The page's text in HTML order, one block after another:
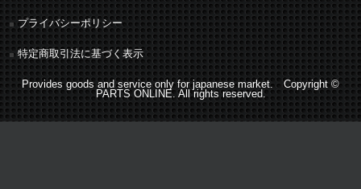
プライバシーポリシー
特定商取引法に基づく表示
Provides goods and service only for japanese market. Copyright ©
PARTS ONLINE. All rights reserved.